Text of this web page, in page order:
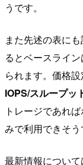
うです。
また先述の表に
るとベースライン
られます。価格
IOPS/スループッ
トレージであれ
みで利用できそう
最新情報について